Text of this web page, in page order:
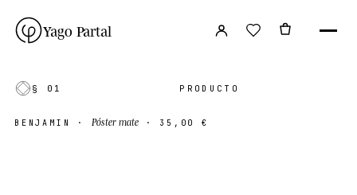
Yago Partal
§ 01 PRODUCTO
BENJAMIN · Póster mate· 35,00 €